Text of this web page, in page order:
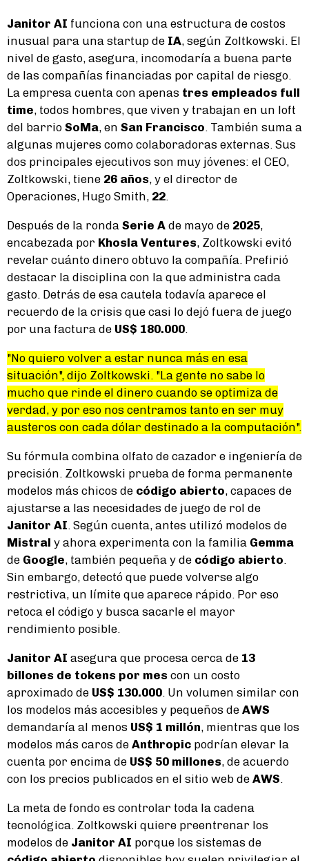
Janitor AI funciona con una estructura de costos
inusual para una startup de IA, según Zoltkowski. El
nivel de gasto, asegura, incomodaría a buena parte
de las compañías financiadas por capital de riesgo.
La empresa cuenta con apenas tres empleados full
time, todos hombres, que viven y trabajan en un loft
del barrio SoMa, en San Francisco. También suma a
algunas mujeres como colaboradoras externas. Sus
dos principales ejecutivos son muy jóvenes: el CEO,
Zoltkowski, tiene 26 años, y el director de
Operaciones, Hugo Smith, 22.
Después de la ronda Serie A de mayo de 2025,
encabezada por Khosla Ventures, Zoltkowski evitó
revelar cuánto dinero obtuvo la compañía. Prefirió
destacar la disciplina con la que administra cada
gasto. Detrás de esa cautela todavía aparece el
recuerdo de la crisis que casi lo dejó fuera de juego
por una factura de US$ 180.000.
"No quiero volver a estar nunca más en esa
situación", dijo Zoltkowski. "La gente no sabe lo
mucho que rinde el dinero cuando se optimiza de
verdad, y por eso nos centramos tanto en ser muy
austeros con cada dólar destinado a la computación".
Su fórmula combina olfato de cazador e ingeniería de
precisión. Zoltkowski prueba de forma permanente
modelos más chicos de código abierto, capaces de
ajustarse a las necesidades de juego de rol de
Janitor AI. Según cuenta, antes utilizó modelos de
Mistral y ahora experimenta con la familia Gemma
de Google, también pequeña y de código abierto.
Sin embargo, detectó que puede volverse algo
restrictiva, un límite que aparece rápido. Por eso
retoca el código y busca sacarle el mayor
rendimiento posible.
Janitor AI asegura que procesa cerca de 13
billones de tokens por mes con un costo
aproximado de US$ 130.000. Un volumen similar con
los modelos más accesibles y pequeños de AWS
demandaría al menos US$ 1 millón, mientras que los
modelos más caros de Anthropic podrían elevar la
cuenta por encima de US$ 50 millones, de acuerdo
con los precios publicados en el sitio web de AWS.
La meta de fondo es controlar toda la cadena
tecnológica. Zoltkowski quiere preentrenar los
modelos de Janitor AI porque los sistemas de